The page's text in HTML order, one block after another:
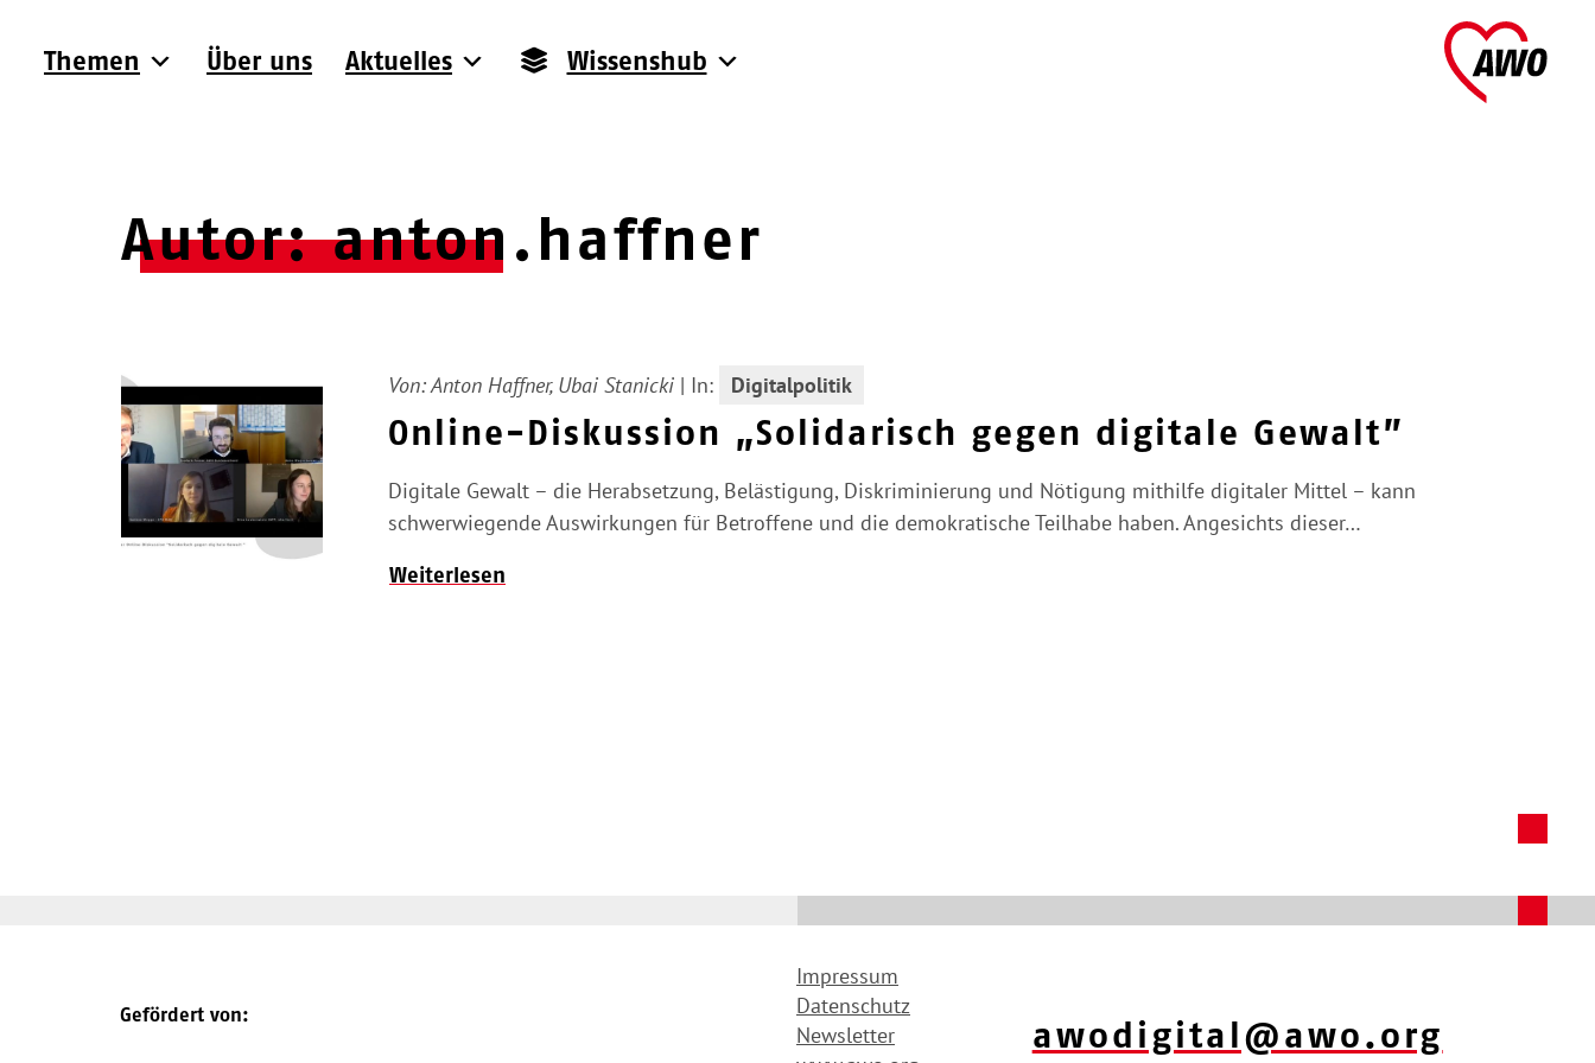
Themen Über uns Aktuelles Wissenshub
Autor:anton.haffner
Von:Anton Haffner, Ubai Stanicki | In: Digitalpolitik
Online-Diskussion „Solidarisch gegen digitale Gewalt”
Digitale Gewalt – die Herabsetzung, Belästigung, Diskriminierung und Nötigung mithilfe digitaler Mittel – kann
schwerwiegende Auswirkungen für Betroffene und die demokratische Teilhabe haben. Angesichts dieser…
Weiterlesen
Gefördert von:
Impressum
Datenschutz
Newsletter
awodigital@awo.org